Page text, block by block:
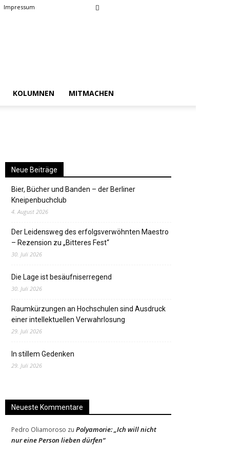
Impressum
KOLUMNEN MITMACHEN
Neue Beiträge
Bier, Bücher und Banden – der Berliner
Kneipenbuchclub
4. August 2026
Der Leidensweg des erfolgsverwöhnten Maestro
– Rezension zu „Bitteres Fest“
30. Juli 2026
Die Lage ist besäufniserregend
30. Juli 2026
Raumkürzungen an Hochschulen sind Ausdruck
einer intellektuellen Verwahrlosung
29. Juli 2026
In stillem Gedenken
29. Juli 2026
Neueste Kommentare
Pedro Oliamoroso zu Polyamorie: „Ich will nicht
nur eine Person lieben dürfen“